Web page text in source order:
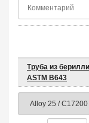
Труба из
ASTM B643